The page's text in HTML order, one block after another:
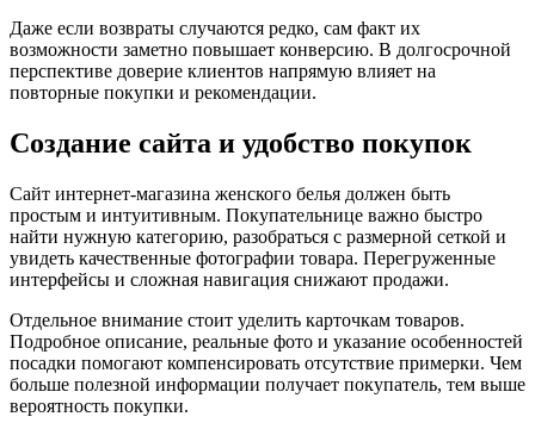
Даже если возвраты случаются редко, сам факт их
возможности заметно повышает конверсию. В долгосрочной
перспективе доверие клиентов напрямую влияет на
повторные покупки и рекомендации.
Создание сайта и удобство покупок
Сайт интернет-магазина женского белья должен быть
простым и интуитивным. Покупательнице важно быстро
найти нужную категорию, разобраться с размерной сеткой и
увидеть качественные фотографии товара. Перегруженные
интерфейсы и сложная навигация снижают продажи.
Отдельное внимание стоит уделить карточкам товаров.
Подробное описание, реальные фото и указание особенностей
посадки помогают компенсировать отсутствие примерки. Чем
больше полезной информации получает покупатель, тем выше
вероятность покупки.